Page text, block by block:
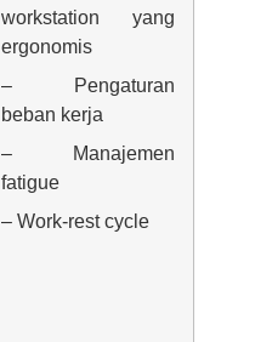
workstation yang
ergonomis
– Pengaturan
beban kerja
– Manajemen
fatigue
– Work-rest cycle